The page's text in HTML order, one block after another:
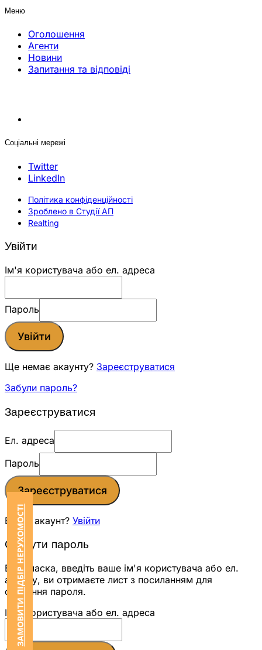
Меню
Оголошення
Агенти
Новини
Запитання та відповіді
Соціальні мережі
Twitter
LinkedIn
Політика конфіденційності
Зроблено в Студії АП
Realting
ЗАМОВИТИ ПІДБІР НЕРУХОМОСТІ
Увійти
Ім'я користувача або ел. адреса
Пароль
Увійти
Ще немає акаунту? Зареєструватися
Забули пароль?
Зареєструватися
Ел. адреса
Пароль
Зареєструватися
Вже є акаунт? Увійти
Скинути пароль
Будь ласка, введіть ваше ім'я користувача або ел.
адресу, ви отримаєте лист з посиланням для
скидання пароля.
Ім'я користувача або ел. адреса